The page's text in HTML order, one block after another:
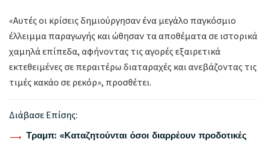
«Αυτές οι κρίσεις δημιούργησαν ένα μεγάλο παγκόσμιο
έλλειμμα παραγωγής και ώθησαν τα αποθέματα σε ιστορικά
χαμηλά επίπεδα, αφήνοντας τις αγορές εξαιρετικά
εκτεθειμένες σε περαιτέρω διαταραχές και ανεβάζοντας τις
τιμές κακάο σε ρεκόρ», προσθέτει.
Διάβασε Επίσης:
Τραμπ: «Καταζητούνται όσοι διαρρέουν προδοτικές